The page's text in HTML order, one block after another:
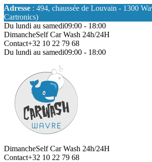
Adresse : 494, chaussée de Louvain - 1300
Cartronics)
Du lundi au samedi09:00 - 18:00
DimancheSelf Car Wash 24h/24H
Contact+32 10 22 79 68
Du lundi au samedi09:00 - 18:00
DimancheSelf Car Wash 24h/24H
Contact+32 10 22 79 68